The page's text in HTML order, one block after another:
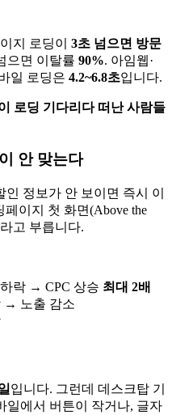
지 로딩이 3초 넘으면 방문
으면 이탈률 90%. 아임웹·
일 로딩은 4.2~6.8초입니다.
로딩 기다리다 떠난 사람들
안 맞는다
정보가 안 보이면 즉시 이
이지 첫 화면(Above the
라고 부릅니다.
락 → CPC 상승 최대 2배
→ 노출 감소
입니다. 그런데 데스크탑 기
일에서 버튼이 작거나, 글자